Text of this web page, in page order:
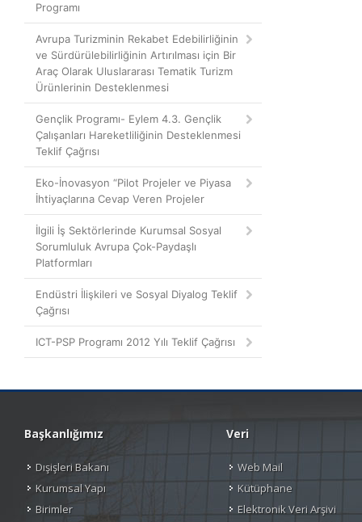
Programı
Avrupa Turizminin Rekabet Edebilirliğinin
ve Sürdürülebilirliğinin Artırılması için Bir
Araç Olarak Uluslararası Tematik Turizm
Ürünlerinin Desteklenmesi
Gençlik Programı- Eylem 4.3. Gençlik
Çalışanları Hareketliliğinin Desteklenmesi
Teklif Çağrısı
Eko-İnovasyon “Pilot Projeler ve Piyasa
İhtiyaçlarına Cevap Veren Projeler
İlgili İş Sektörlerinde Kurumsal Sosyal
Sorumluluk Avrupa Çok-Paydaşlı
Platformları
Endüstri İlişkileri ve Sosyal Diyalog Teklif
Çağrısı
ICT-PSP Programı 2012 Yılı Teklif Çağrısı
Başkanlığımız
Dışişleri Bakanı
Kurumsal Yapı
Birimler
Veri
Web Mail
Kütüphane
Elektronik Veri Arşivi